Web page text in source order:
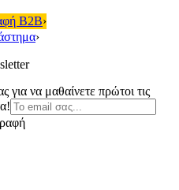
B2B›
›
για να μαθαίνετε πρώτοι τις